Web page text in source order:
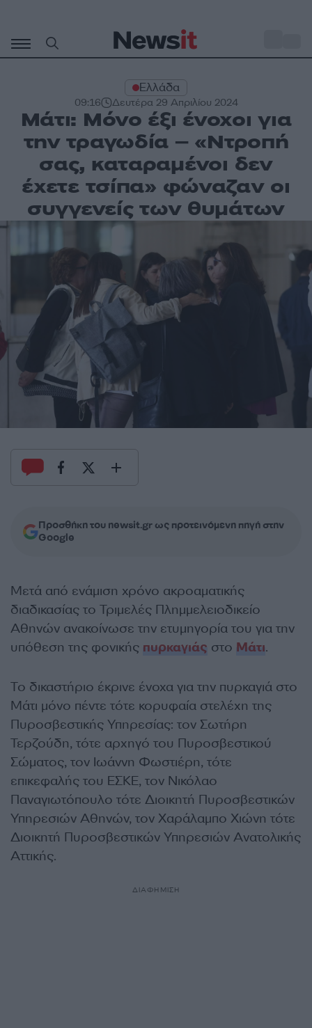
περιεχόμενο
Ελλάδα
09:16 Δευτέρα 29 Απριλίου 2024
Μάτι: Μόνο έξι ένοχοι για
την τραγωδία – «Ντροπή
σας, καταραμένοι δεν
έχετε τσίπα» φώναζαν οι
συγγενείς των θυμάτων
Προσθήκη του newsit.gr ως προτεινόμενη πηγή στην
Google
Μετά από ενάμιση χρόνο ακροαματικής
διαδικασίας το Τριμελές Πλημμελειοδικείο
Αθηνών ανακοίνωσε την ετυμηγορία του για την
υπόθεση της φονικής πυρκαγιάς στο Μάτι.
Το δικαστήριο έκρινε ένοχα για την πυρκαγιά στο
Μάτι μόνο πέντε τότε κορυφαία στελέχη της
Πυροσβεστικής Υπηρεσίας: τον Σωτήρη
Τερζούδη, τότε αρχηγό του Πυροσβεστικού
Σώματος, τον Ιωάννη Φωστιέρη, τότε
επικεφαλής του ΕΣΚΕ, τον Νικόλαο
Παναγιωτόπουλο τότε Διοικητή Πυροσβεστικών
Υπηρεσιών Αθηνών, τον Χαράλαμπο Χιώνη τότε
Διοικητή Πυροσβεστικών Υπηρεσιών Ανατολικής
Αττικής.
ΔΙΑΦΗΜΙΣΗ